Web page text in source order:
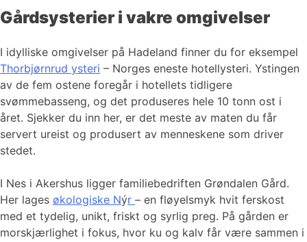
Gårdsysterier i vakre omgivelser
I idylliske omgivelser på Hadeland finner du for eksempel
Thorbjørnrud ysteri – Norges eneste hotellysteri. Ystingen
av de fem ostene foregår i hotellets tidligere
svømmebasseng, og det produseres hele 10 tonn ost i
året. Sjekker du inn her, er det meste av maten du får
servert ureist og produsert av menneskene som driver
stedet.
I Nes i Akershus ligger familiebedriften Grøndalen Gård.
Her lages økologiske Nýr – en fløyelsmyk hvit ferskost
med et tydelig, unikt, friskt og syrlig preg. På gården er
morskjærlighet i fokus, hvor ku og kalv får være sammen i